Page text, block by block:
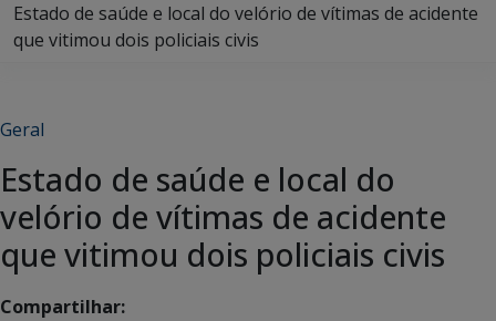
Estado de saúde e local do velório de vítimas de acidente
que vitimou dois policiais civis
Geral
Estado de saúde e local do
velório de vítimas de acidente
que vitimou dois policiais civis
Compartilhar: